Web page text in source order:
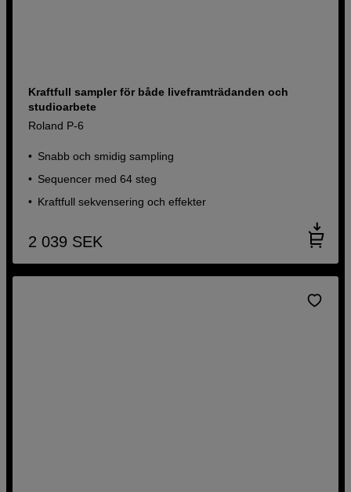
Kraftfull sampler för både liveframträdanden och
studioarbete
Roland P-6
Snabb och smidig sampling
Sequencer med 64 steg
Kraftfull sekvensering och effekter
2 039 SEK